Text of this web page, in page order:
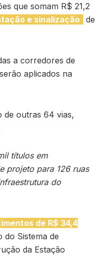
que somam R$ 21,2
e sinalização de
a corredores de
aplicados na
de outras 64 vias,
títulos em
projeto para 126 ruas
do
de R$ 34,4
do Sistema de
da Estação